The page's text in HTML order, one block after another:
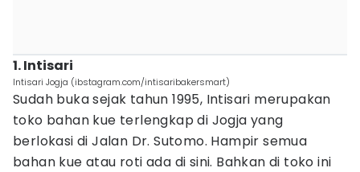
1. Intisari
Intisari Jogja (ibstagram.com/intisaribakersmart)
Sudah buka sejak tahun 1995, Intisari merupakan
toko bahan kue terlengkap di Jogja yang
berlokasi di Jalan Dr. Sutomo. Hampir semua
bahan kue atau roti ada di sini. Bahkan di toko ini